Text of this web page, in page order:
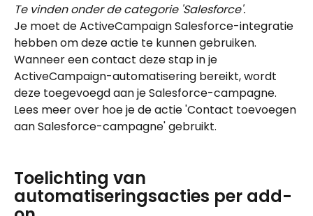
Te vinden onder de categorie 'Salesforce'.
Je moet de ActiveCampaign Salesforce-integratie
hebben om deze actie te kunnen gebruiken.
Wanneer een contact deze stap in je
ActiveCampaign-automatisering bereikt, wordt
deze toegevoegd aan je Salesforce-campagne.
Lees meer over hoe je de actie 'Contact toevoegen
aan Salesforce-campagne' gebruikt.
Toelichting van
automatiseringsacties per add-